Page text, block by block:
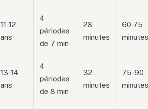
11-12
ans
4
périodes
de 7 min
28
minutes
60-75
minutes
13-14
ans
4
périodes
de 8 min
32
minutes
75-90
minutes